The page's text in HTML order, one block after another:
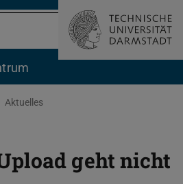
Aktuelles
geht nicht